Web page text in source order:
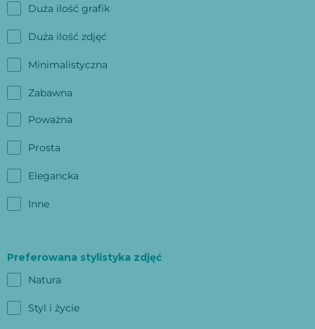
Duża ilość grafik
Duża ilość zdjęć
Minimalistyczna
Zabawna
Poważna
Prosta
Elegancka
Inne
Preferowana stylistyka zdjęć
Natura
Styl i życie